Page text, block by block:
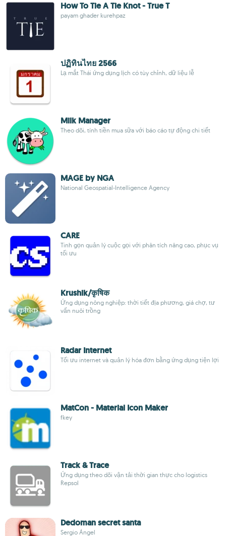
How To Tie A Tie Knot - True T
payam ghader kurehpaz
ปฏิทินไทย 2566
Lạ mắt Thái ứng dụng lịch có tùy chỉnh, dữ liệu lễ
Milk Manager
Theo dõi, tính tiền mua sữa với báo cáo tự động chi tiết
MAGE by NGA
National Geospatial-Intelligence Agency
CARE
Tinh gọn quản lý cuộc gọi với phân tích nâng cao, phục vụ
tối ưu
Krushik/कृषिक
Ứng dụng nông nghiệp: thời tiết địa phương, giá chợ, tư
vấn nuôi trồng
Radar Internet
Tối ưu internet và quản lý hóa đơn bằng ứng dụng tiện lợi
MatCon - Material Icon Maker
fkey
Track & Trace
Ứng dụng theo dõi vận tải thời gian thực cho logistics
Repsol
Dedoman secret santa
Sergio Ángel